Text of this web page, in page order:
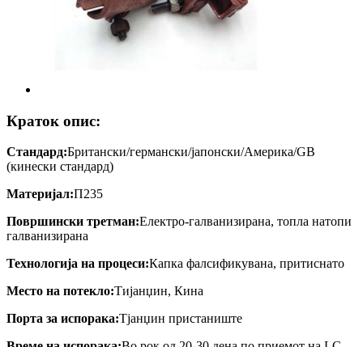
Краток опис:
Стандард:Британски/германски/јапонски/Америка/GB
(кинески стандард)
Материјал:П235
Површински третман:Електро-галванизирана, топла натопи
галванизирана
Технологија на процеси:Капка фалсификувана, притиснато
Место на потекло:Тијанџин, Кина
Порта за испорака:Тјанџин пристаниште